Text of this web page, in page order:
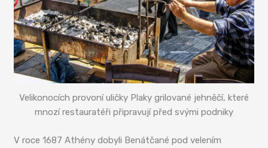
Velikonocích provoní uličky Plaky grilované jehněčí, které
mnozí restauratéři připravují před svými podniky
V roce 1687 Athény dobyli Benátčané pod velením